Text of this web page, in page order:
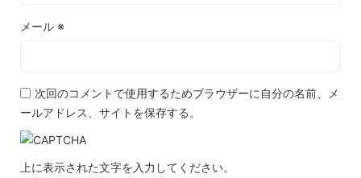
メール ※
次回のコメントで使用するためブラウザーに自分の名前、メ
ールアドレス、サイトを保存する。
上に表示された文字を入力してください。